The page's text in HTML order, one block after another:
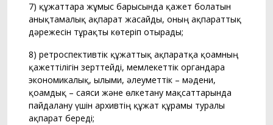
7) құжаттарға жұмыс барысында қажет болатын
анықтамалық ақпарат жасайды, оның ақпараттық
дәрежесін тұрақты көтеріп отырады;
8) ретроспективтік құжаттық ақпаратқа қоғамның
қажеттілігін зерттейді, мемлекеттік органдарға
экономикалық, ғылыми, әлеуметтік – мәдени,
қоғамдық – саяси және өлкетану мақсаттарында
пайдалану үшін архивтің құжат құрамы туралы
ақпарат береді;